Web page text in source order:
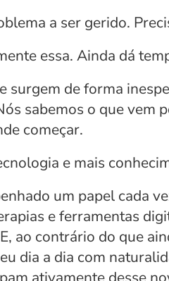
a ser gerido.
essa. Ainda dá
surgem de forma
sabemos o que vem
começar.
e mais
um papel cada
e ferramentas
ao contrário do que
dia a dia com